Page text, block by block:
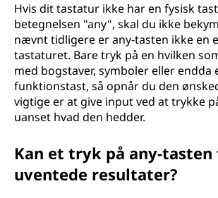
Hvis dit tastatur ikke har en fysisk
betegnelsen "any", skal du ikke
nævnt tidligere er any-tasten ikke en
tastaturet. Bare tryk på en hvilken
med bogstaver, symboler eller endda
funktionstast, så opnår du den
vigtige er at give input ved at trykke
uanset hvad den hedder.
Kan et tryk på any-
uventede resultater?